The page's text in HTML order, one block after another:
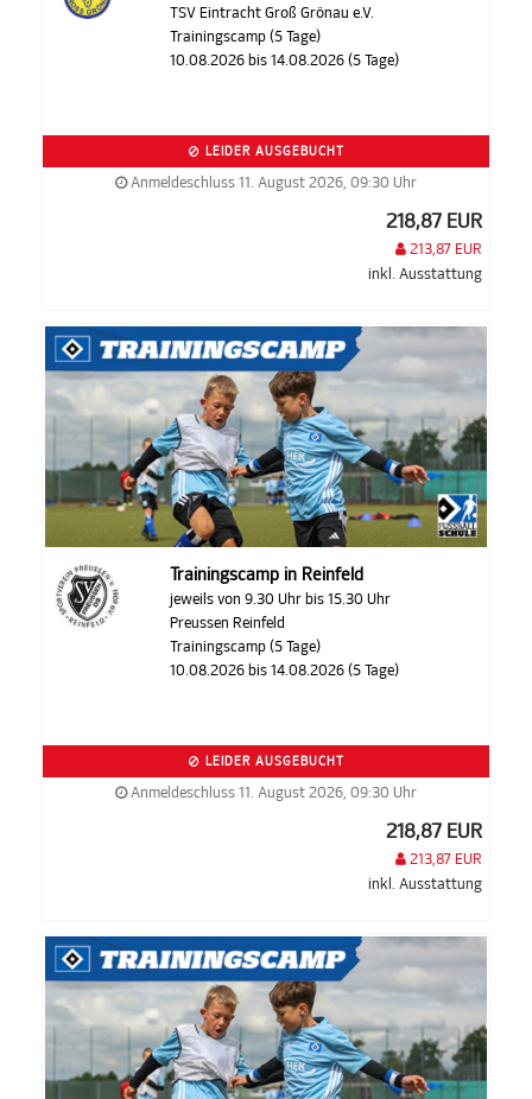
TSV Eintracht Groß Grönau e.V.
Trainingscamp (5 Tage)
10.08.2026 bis 14.08.2026 (5 Tage)
LEIDER AUSGEBUCHT
Anmeldeschluss 11. August 2026, 09:30 Uhr
218,87 EUR
213,87 EUR
inkl. Ausstattung
Trainingscamp in Reinfeld
jeweils von 9.30 Uhr bis 15.30 Uhr
Preussen Reinfeld
Trainingscamp (5 Tage)
10.08.2026 bis 14.08.2026 (5 Tage)
LEIDER AUSGEBUCHT
Anmeldeschluss 11. August 2026, 09:30 Uhr
218,87 EUR
213,87 EUR
inkl. Ausstattung